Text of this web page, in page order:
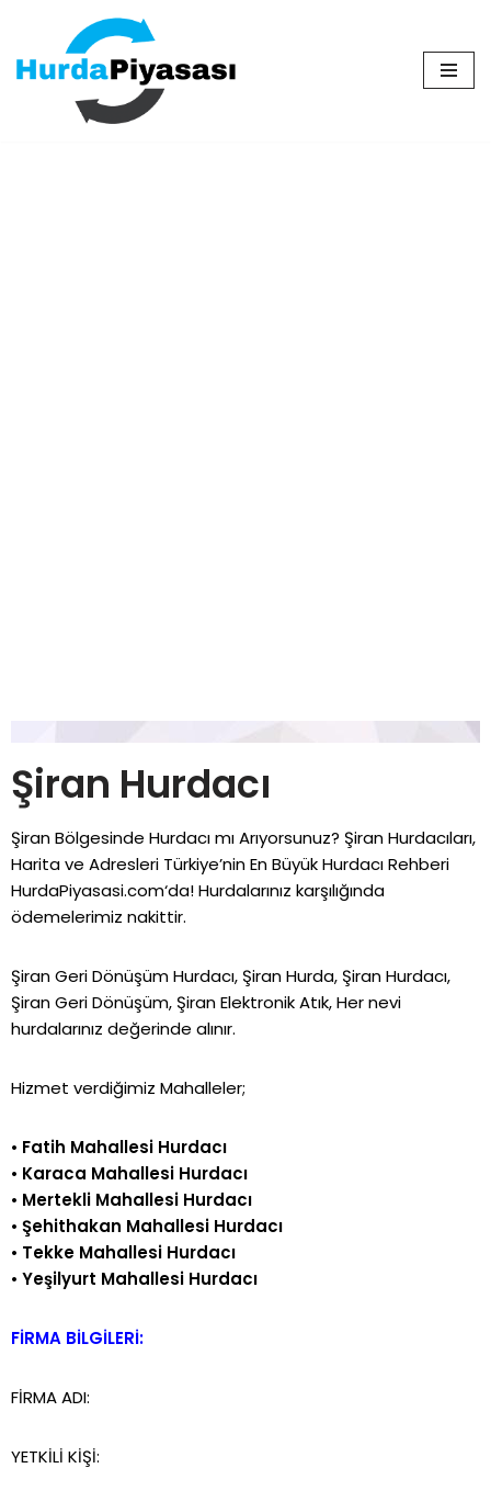
İçeriğe
geç
Şiran Hurdacı
Şiran Bölgesinde Hurdacı mı Arıyorsunuz? Şiran Hurdacıları,
Harita ve Adresleri Türkiye’nin En Büyük Hurdacı Rehberi
HurdaPiyasasi.com‘da! Hurdalarınız karşılığında
ödemelerimiz nakittir.
Şiran Geri Dönüşüm Hurdacı, Şiran Hurda, Şiran Hurdacı,
Şiran Geri Dönüşüm, Şiran Elektronik Atık, Her nevi
hurdalarınız değerinde alınır.
Hizmet verdiğimiz Mahalleler;
• Fatih Mahallesi Hurdacı
• Karaca Mahallesi Hurdacı
• Mertekli Mahallesi Hurdacı
• Şehithakan Mahallesi Hurdacı
• Tekke Mahallesi Hurdacı
• Yeşilyurt Mahallesi Hurdacı
FİRMA BİLGİLERİ:
FİRMA ADI:
YETKİLİ KİŞİ: